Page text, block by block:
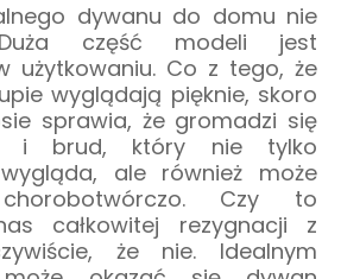
dywanu do domu nie
część modeli jest
użytkowaniu. Co z tego, że
wyglądają pięknie, skoro
sprawia, że gromadzi się
i brud, który nie tylko
ale również może
chorobotwórczo. Czy to
całkowitej rezygnacji z
że nie. Idealnym